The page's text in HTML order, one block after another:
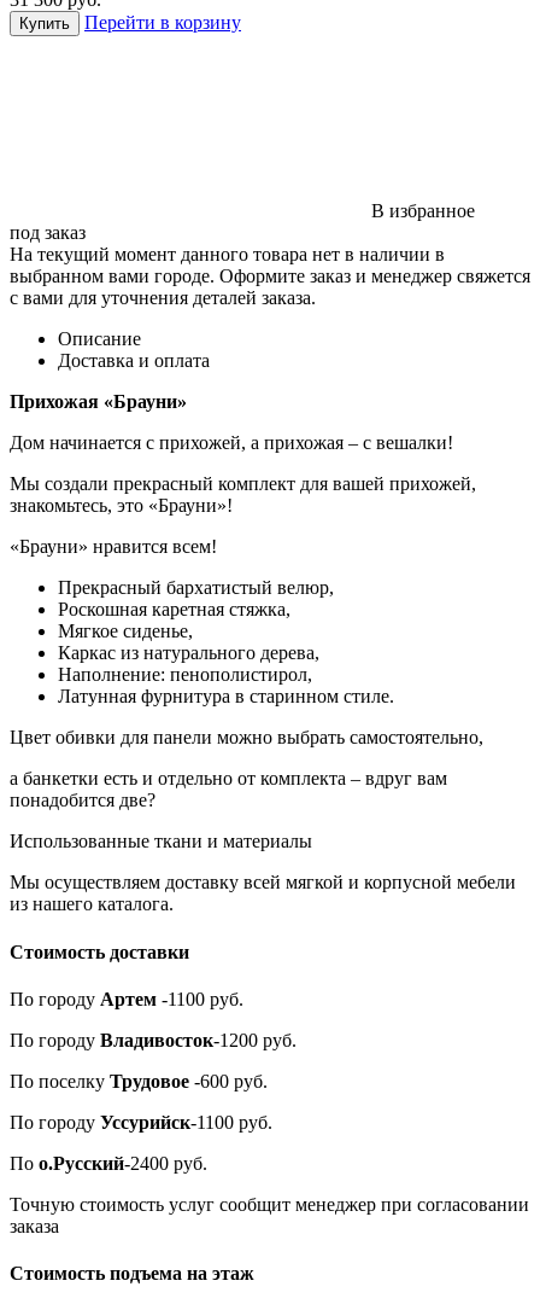
Перейти в корзину
В избранное
под заказ
На текущий момент данного товара нет в наличии в
выбранном вами городе. Оформите заказ и менеджер свяжется
с вами для уточнения деталей заказа.
Описание
Доставка и оплата
Прихожая «Брауни»
Дом начинается с прихожей, а прихожая – с вешалки!
Мы создали прекрасный комплект для вашей прихожей,
знакомьтесь, это «Брауни»!
«Брауни» нравится всем!
Прекрасный бархатистый велюр,
Роскошная каретная стяжка,
Мягкое сиденье,
Каркас из натурального дерева,
Наполнение: пенополистирол,
Латунная фурнитура в старинном стиле.
Цвет обивки для панели можно выбрать самостоятельно,
а банкетки есть и отдельно от комплекта – вдруг вам
понадобится две?
Использованные ткани и материалы
Мы осуществляем доставку всей мягкой и корпусной мебели
из нашего каталога.
Стоимость доставки
По городу Артем -1100 руб.
По городу Владивосток-1200 руб.
По поселку Трудовое -600 руб.
По городу Уссурийск-1100 руб.
По о.Русский-2400 руб.
Точную стоимость услуг сообщит менеджер при согласовании
заказа
Стоимость подъема на этаж